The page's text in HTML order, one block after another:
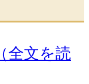
（全文を読